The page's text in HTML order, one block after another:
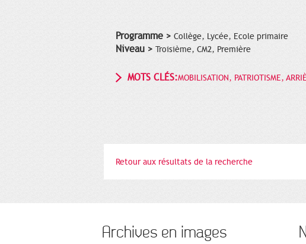
Programme > Collège, Lycée, Ecole primaire
Niveau > Troisième, CM2, Première
MOTS CLÉS:MOBILISATION, PATRIOTISME,
Retour aux résultats de la recherche
Archives en images